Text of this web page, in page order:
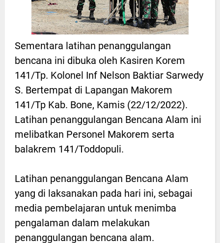
Sementara latihan penanggulangan
bencana ini dibuka oleh Kasiren Korem
141/Tp. Kolonel Inf Nelson Baktiar Sarwedy
S. Bertempat di Lapangan Makorem
141/Tp Kab. Bone, Kamis (22/12/2022).
Latihan penanggulangan Bencana Alam ini
melibatkan Personel Makorem serta
balakrem 141/Toddopuli.
Latihan penanggulangan Bencana Alam
yang di laksanakan pada hari ini, sebagai
media pembelajaran untuk menimba
pengalaman dalam melakukan
penanggulangan bencana alam.